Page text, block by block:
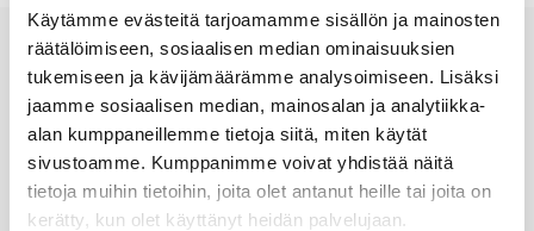
Käytämme evästeitä tarjoamamme sisällön ja mainosten
räätälöimiseen, sosiaalisen median ominaisuuksien
tukemiseen ja kävijämäärämme analysoimiseen. Lisäksi
jaamme sosiaalisen median, mainosalan ja analytiikka-
alan kumppaneillemme tietoja siitä, miten käytät
sivustoamme. Kumppanimme voivat yhdistää näitä
tietoja muihin tietoihin, joita olet antanut heille tai joita on
kerätty, kun olet käyttänyt heidän palvelujaan.
- Tuotteesta ei ole vielä arvosteluja -
New content loaded